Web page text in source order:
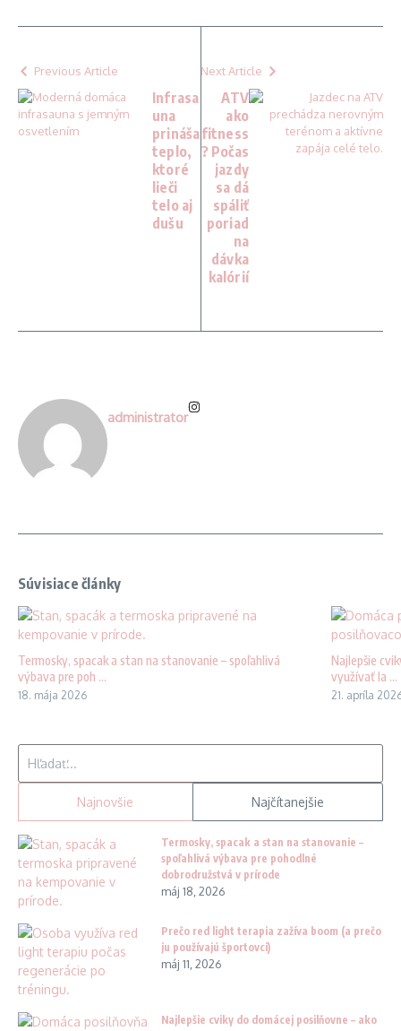
Previous Article
Infrasa
una
prináša
teplo,
ktoré
lieči
telo aj
dušu
Next Article
ATV
ako
fitness
? Počas
jazdy
sa dá
spáliť
poriad
na
dávka
kalórií
administrator
Súvisiace články
Termosky, spacak a stan na stanovanie – spoľahlivá
výbava pre poh ...
18. mája 2026
Najlepšie
využívať la ...
21. apríla
Najnovšie Najčítanejšie
Termosky, spacak a stan na stanovanie –
spoľahlivá výbava pre pohodlné
dobrodružstvá v prírode
máj 18, 2026
Prečo red light terapia zažíva boom (a prečo
ju používajú športovci)
máj 11, 2026
Najlepšie cviky do domácej posilňovne – ako